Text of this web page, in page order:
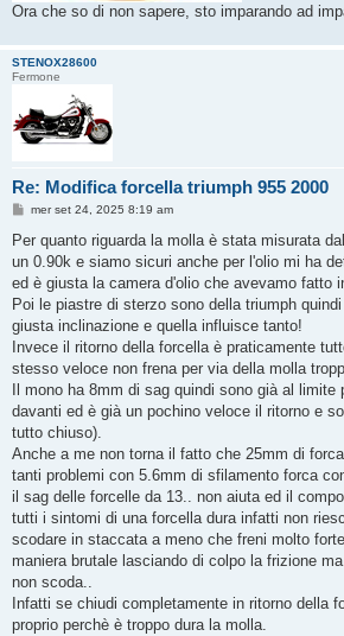
Ora che so di non sapere, sto imparando ad
STENOX28600
Fermone
Re: Modifica forcella triumph 955 2000
M
s
a
g
i
o
mer set 24, 2025 8:19 am
Per quanto riguarda la molla è stata misurata
un 0.90k e siamo sicuri anche per l'olio mi ha
ed è giusta la camera d'olio che avevamo fatto
Poi le piastre di sterzo sono della triumph
giusta inclinazione e quella influisce tanto!
Invece il ritorno della forcella è praticamente
stesso veloce non frena per via della molla
Il mono ha 8mm di sag quindi sono già al
davanti ed è già un pochino veloce il ritorno e
tutto chiuso).
Anche a me non torna il fatto che 25mm di
tanti problemi con 5.6mm di sfilamento forca
il sag delle forcelle da 13.. non aiuta ed il
tutti i sintomi di una forcella dura infatti non
scodare in staccata a meno che freni molto
maniera brutale lasciando di colpo la frizione
non scoda..
Infatti se chiudi completamente in ritorno della
proprio perchè è troppo dura la molla.